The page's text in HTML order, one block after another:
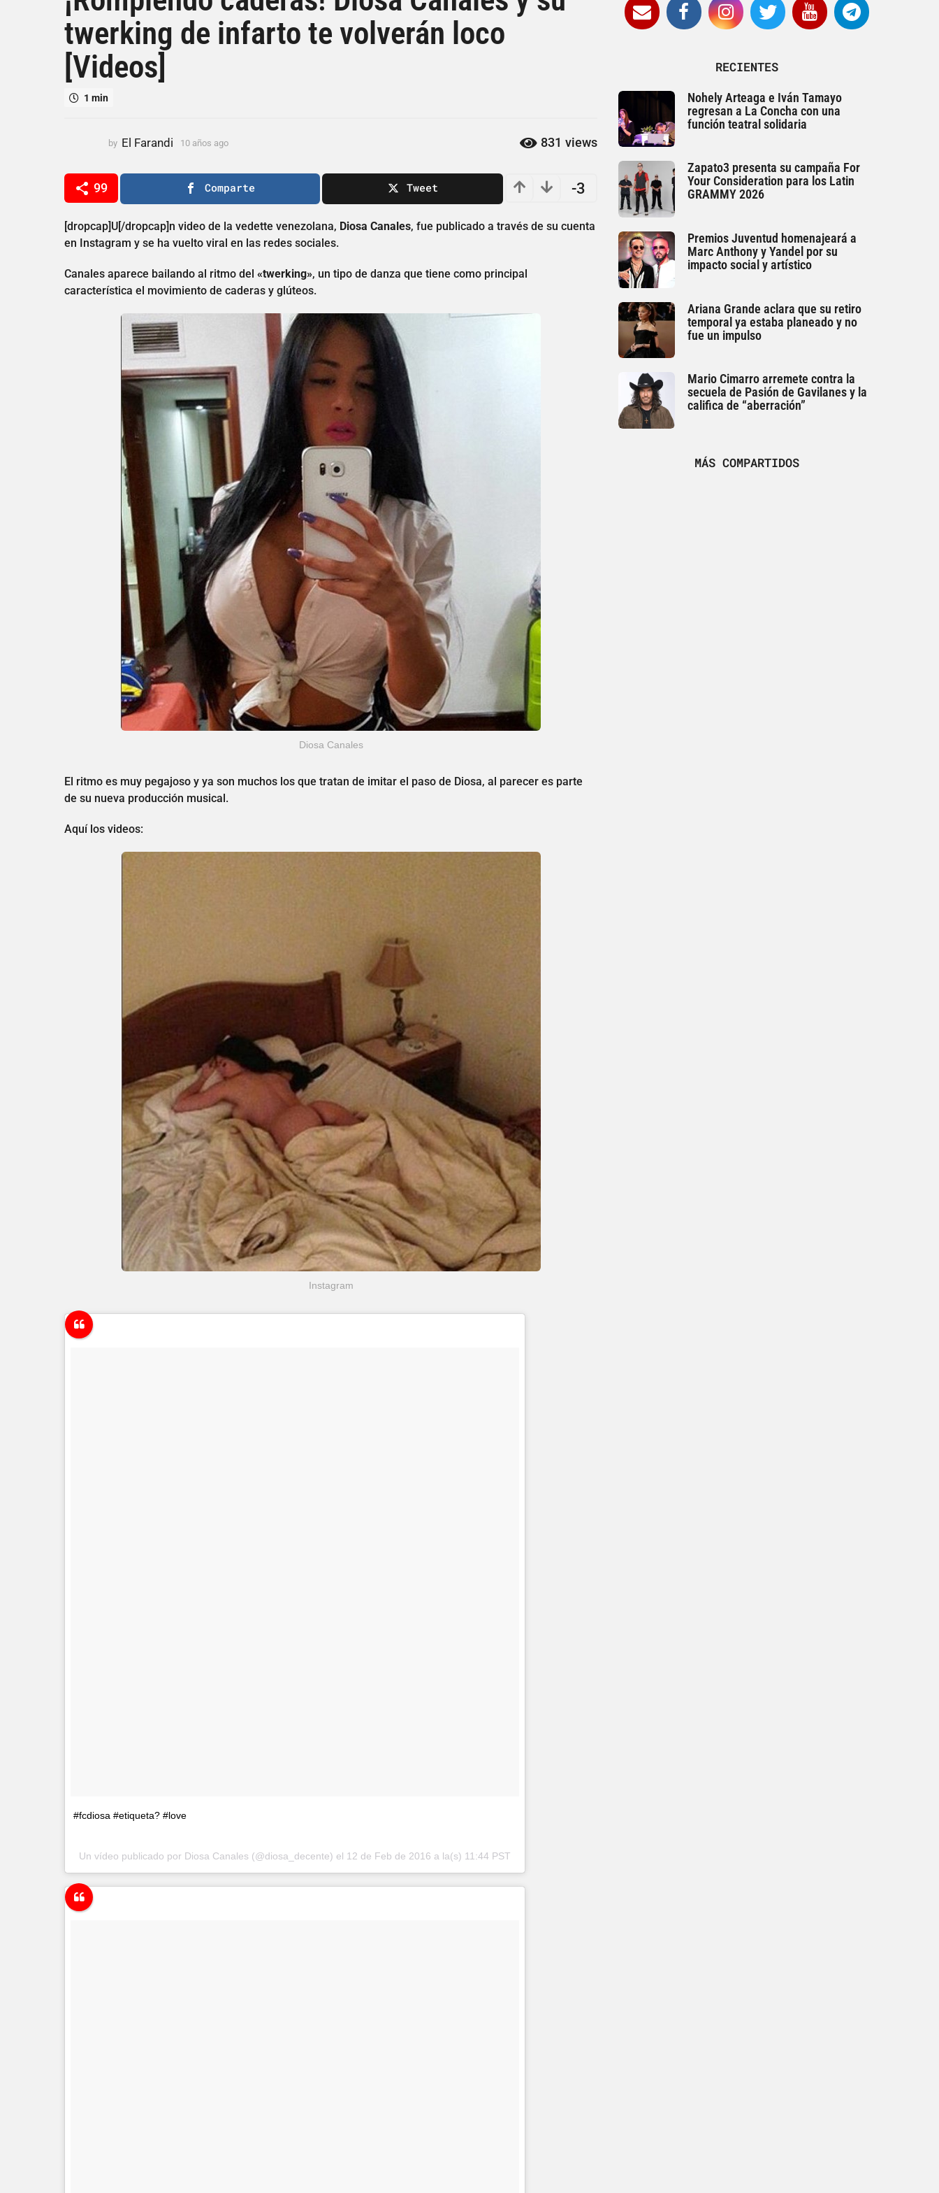
a
ñ
o
s
ñ
s
a
g
twerking de infarto te volverán loco
[Videos]
1 min
by El Farandi 10 años ago
a
o
831 views
99 -3
Comparte Tweet
[dropcap]U[/dropcap]n video de la vedette venezolana, Diosa Canales, fue publicado a través de su cuenta
en Instagram y se ha vuelto viral en las redes sociales.
Canales aparece bailando al ritmo del «twerking», un tipo de danza que tiene como principal
característica el movimiento de caderas y glúteos.
Diosa Canales
El ritmo es muy pegajoso y ya son muchos los que tratan de imitar el paso de Diosa, al parecer es parte
de su nueva producción musical.
Aquí los videos:
Instagram
#fcdiosa #etiqueta? #love
Un vídeo publicado por Diosa Canales (@diosa_decente) el 12 de Feb de 2016 a la(s) 11:44 PST
RECIENTES
Nohely Arteaga e Iván Tamayo
regresan a La Concha con una
función teatral solidaria
Zapato3 presenta su campaña For
Your Consideration para los Latin
GRAMMY 2026
Premios Juventud homenajeará a
Marc Anthony y Yandel por su
impacto social y artístico
Ariana Grande aclara que su retiro
temporal ya estaba planeado y no
fue un impulso
Mario Cimarro arremete contra la
secuela de Pasión de Gavilanes y la
califica de “aberración”
MÁS COMPARTIDOS